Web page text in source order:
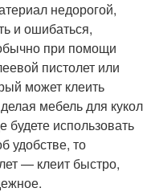
недорогой,
и ошибаться,
при помощи
пистолет или
может клеить
мебель для кукол
использовать
удобстве, то
— клеит быстро,